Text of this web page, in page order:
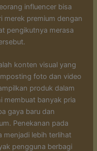
influencer bisa
merek premium dengan
pengikutnya merasa
konten visual yang
foto dan video
produk dalam
membuat banyak pria
gaya baru dan
Penekanan pada
menjadi lebih terlihat
pengguna berbagi